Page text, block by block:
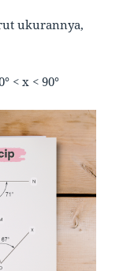
ukurannya,
< x < 90°